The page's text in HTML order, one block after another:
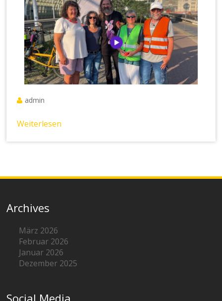
admin
Weiterlesen
Archives
März 2026
Februar 2026
Januar 2026
Dezember 2025
Social Media